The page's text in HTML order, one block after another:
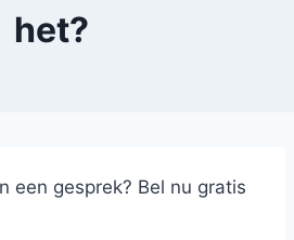
het?
een gesprek? Bel nu gratis